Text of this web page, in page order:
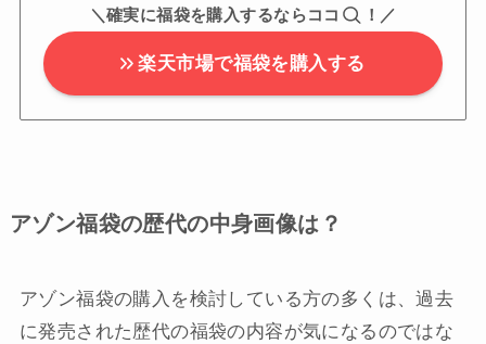
＼確実に福袋を購入するならココ ！／
楽天市場で福袋を購入する
アゾン福袋の歴代の中身画像は？
アゾン福袋の購入を検討している方の多くは、過去
に発売された歴代の福袋の内容が気になるのではな